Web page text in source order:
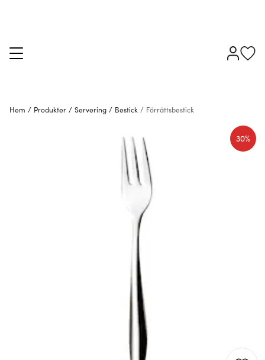
Hem / Produkter / Servering / Bestick / Förrättsbestick
30%